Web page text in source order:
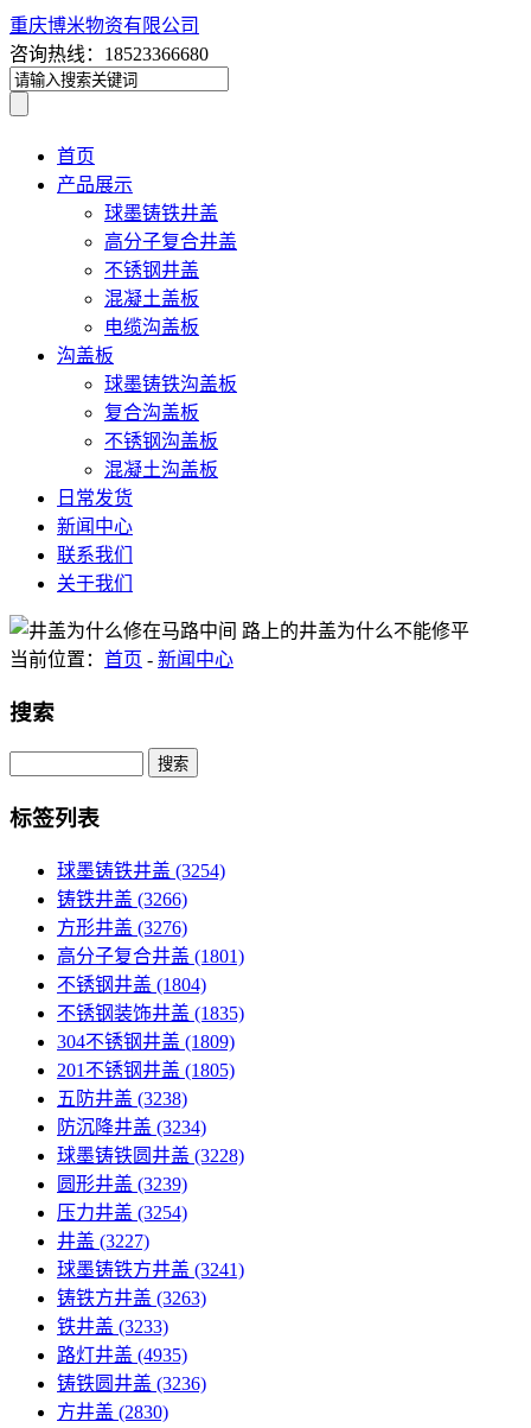
重庆博米物资有限公司
咨询热线：18523366680
首页
产品展示
球墨铸铁井盖
高分子复合井盖
不锈钢井盖
混凝土盖板
电缆沟盖板
沟盖板
球墨铸铁沟盖板
复合沟盖板
不锈钢沟盖板
混凝土沟盖板
日常发货
新闻中心
联系我们
关于我们
当前位置： 首页 - 新闻中心
搜索
Search
标签列表
球墨铸铁井盖 (3254)
铸铁井盖 (3266)
方形井盖 (3276)
高分子复合井盖 (1801)
不锈钢井盖 (1804)
不锈钢装饰井盖 (1835)
304不锈钢井盖 (1809)
201不锈钢井盖 (1805)
五防井盖 (3238)
防沉降井盖 (3234)
球墨铸铁圆井盖 (3228)
圆形井盖 (3239)
压力井盖 (3254)
井盖 (3227)
球墨铸铁方井盖 (3241)
铸铁方井盖 (3263)
铁井盖 (3233)
路灯井盖 (4935)
铸铁圆井盖 (3236)
方井盖 (2830)